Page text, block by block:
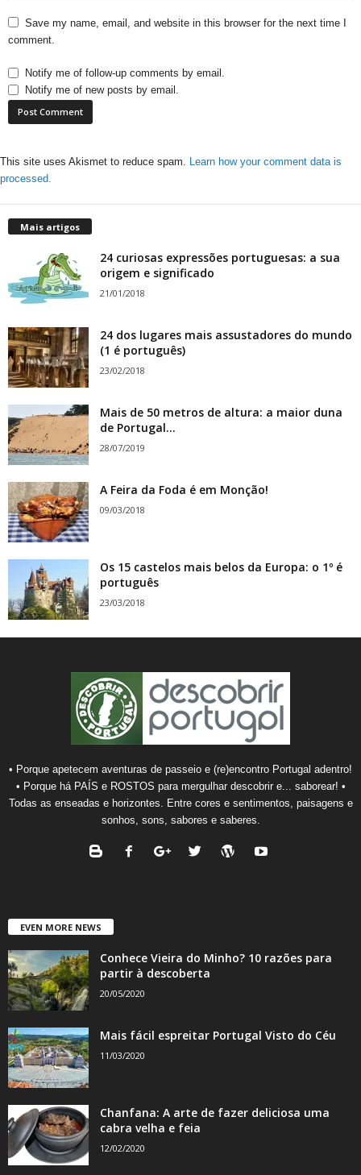
Save my name, email, and website in this browser for the next time I
comment.
Notify me of follow-up comments by email.
Notify me of new posts by email.
This site uses Akismet to reduce spam. Learn how your comment data is
processed.
Mais artigos
24 curiosas expressões portuguesas: a sua
origem e significado
21/01/2018
24 dos lugares mais assustadores do mundo
(1 é português)
23/02/2018
Mais de 50 metros de altura: a maior duna
de Portugal...
28/07/2019
A Feira da Foda é em Monção!
09/03/2018
Os 15 castelos mais belos da Europa: o 1º é
português
23/03/2018
• Porque apetecem aventuras de passeio e (re)encontro Portugal adentro!
• Porque há PAÍS e ROSTOS para mergulhar descobrir e... saborear! •
Todas as enseadas e horizontes. Entre cores e sentimentos, paisagens e
sonhos, sons, sabores e saberes.
EVEN MORE NEWS
Conhece Vieira do Minho? 10 razões para
partir à descoberta
20/05/2020
Mais fácil espreitar Portugal Visto do Céu
11/03/2020
Chanfana: A arte de fazer deliciosa uma
cabra velha e feia
12/02/2020